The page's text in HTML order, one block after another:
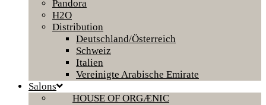
Pandora
H2O
Distribution
Deutschland/Österreich
Schweiz
Italien
Vereinigte Arabische Emirate
Salons
HOUSE OF ORGÆNIC